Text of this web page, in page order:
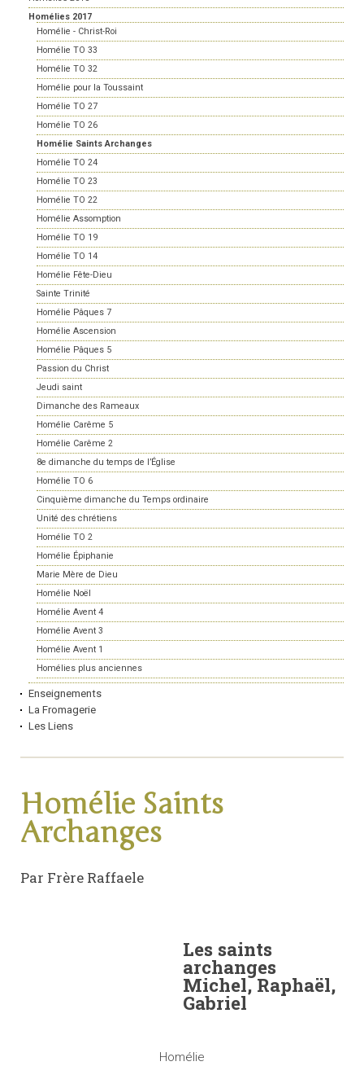
Homélies 2017
Homélie - Christ-Roi
Homélie TO 33
Homélie TO 32
Homélie pour la Toussaint
Homélie TO 27
Homélie TO 26
Homélie Saints Archanges
Homélie TO 24
Homélie TO 23
Homélie TO 22
Homélie Assomption
Homélie TO 19
Homélie TO 14
Homélie Fête-Dieu
Sainte Trinité
Homélie Pâques 7
Homélie Ascension
Homélie Pâques 5
Passion du Christ
Jeudi saint
Dimanche des Rameaux
Homélie Carême 5
Homélie Carême 2
8e dimanche du temps de l’Église
Homélie TO 6
Cinquième dimanche du Temps ordinaire
Unité des chrétiens
Homélie TO 2
Homélie Épiphanie
Marie Mère de Dieu
Homélie Noël
Homélie Avent 4
Homélie Avent 3
Homélie Avent 1
Homélies plus anciennes
Enseignements
La Fromagerie
Les Liens
Homélie Saints
Archanges
Par Frère Raffaele
Les saints
archanges
Michel, Raphaël,
Gabriel
Homélie